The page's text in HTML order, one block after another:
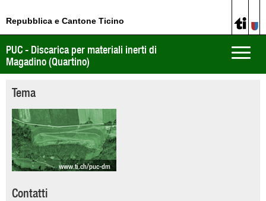
Repubblica e Cantone Ticino
Toggle
PUC - Discarica per materiali inerti di
Magadino (Quartino)
Tema
www.ti.ch/puc-dm
Contatti